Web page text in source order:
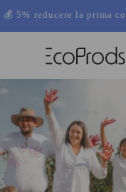
💰 5% reducere la prima